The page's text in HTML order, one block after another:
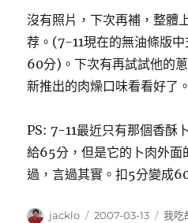
沒有照片，下次再補，整體
荐。(7-11現在的無油條版
60分)。下次有再試試他的
新推出的肉燥口味看看好了。
PS: 7-11最近只有那個香酥
給65分，但是它的卜肉外面
過，言過其實。扣5分變成
作
jacklo
發
2007-03-13
分
我吃